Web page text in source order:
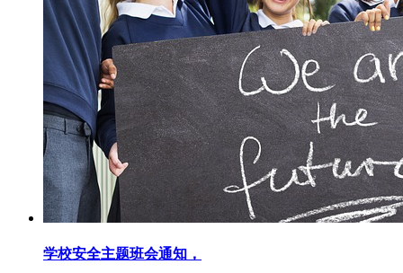
学校安全主题班会通知，